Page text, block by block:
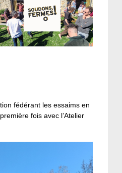
fédérant les essaims en
fois avec l’Atelier